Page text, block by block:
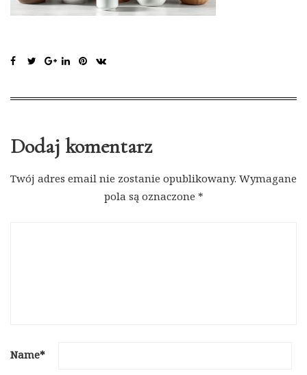
Dodaj komentarz
Twój adres email nie zostanie opublikowany. Wymagane
pola są oznaczone *
Name*